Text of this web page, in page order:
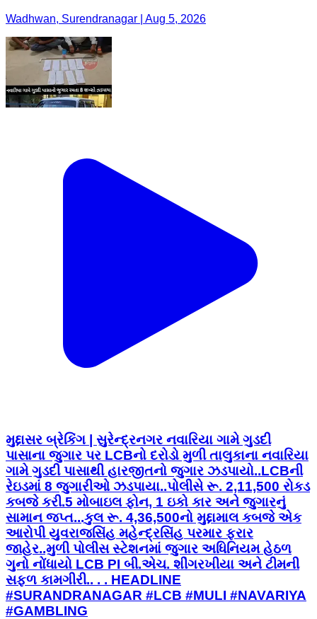
Wadhwan, Surendranagar | Aug 5, 2026
મુદ્દાસર બ્રેકિંગ | સુરેન્દ્રનગર નવારિયા ગામે ગુડદી
પાસાના જુગાર પર LCBનો દરોડો મુળી તાલુકાના નવારિયા
ગામે ગુડદી પાસાથી હારજીતનો જુગાર ઝડપાયો..LCBની
રેઇડમાં 8 જુગારીઓ ઝડપાયા..પોલીસે રૂ. 2,11,500 રોકડ
કબજે કરી.5 મોબાઇલ ફોન, 1 ઇકો કાર અને જુગારનું
સામાન જપ્ત...કુલ રૂ. 4,36,500નો મુદ્દામાલ કબજે એક
આરોપી યુવરાજસિંહ મહેન્દ્રસિંહ પરમાર ફરાર
જાહેર..મુળી પોલીસ સ્ટેશનમાં જુગાર અધિનિયમ હેઠળ
ગુનો નોંધાયો LCB PI બી.એચ. શીંગરખીયા અને ટીમની
સફળ કામગીરી.. . . HEADLINE
#SURANDRANAGAR #LCB #MULI #NAVARIYA
#GAMBLING